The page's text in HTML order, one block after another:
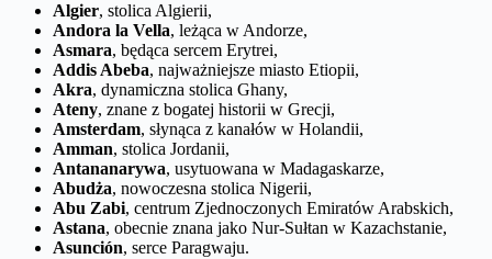
Algier, stolica Algierii,
Andora la Vella, leżąca w Andorze,
Asmara, będąca sercem Erytrei,
Addis Abeba, najważniejsze miasto Etiopii,
Akra, dynamiczna stolica Ghany,
Ateny, znane z bogatej historii w Grecji,
Amsterdam, słynąca z kanałów w Holandii,
Amman, stolica Jordanii,
Antananarywa, usytuowana w Madagaskarze,
Abudża, nowoczesna stolica Nigerii,
Abu Zabi, centrum Zjednoczonych Emiratów Arabskich,
Astana, obecnie znana jako Nur-Sułtan w Kazachstanie,
Asunción, serce Paragwaju.